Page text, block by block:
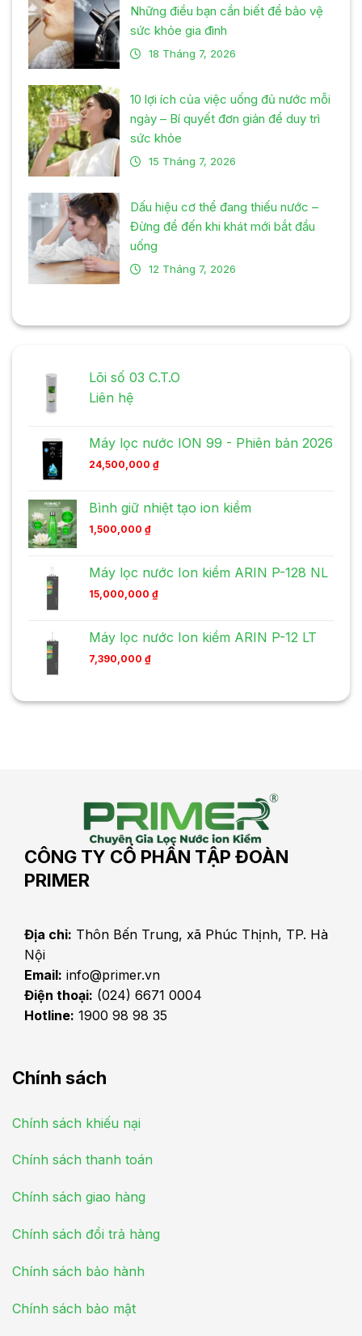
Những điều bạn cần biết để bảo vệ
sức khỏe gia đình
18 Tháng 7, 2026
10 lợi ích của việc uống đủ nước mỗi
ngày – Bí quyết đơn giản để duy trì
sức khỏe
15 Tháng 7, 2026
Dấu hiệu cơ thể đang thiếu nước –
Đừng để đến khi khát mới bắt đầu
uống
12 Tháng 7, 2026
Lõi số 03 C.T.O
Liên hệ
Máy lọc nước ION 99 - Phiên bản 2026
24,500,000 ₫
Bình giữ nhiệt tạo ion kiềm
1,500,000 ₫
Máy lọc nước Ion kiềm ARIN P-128 NL
15,000,000 ₫
Máy lọc nước Ion kiềm ARIN P-12 LT
7,390,000 ₫
CÔNG TY CỔ PHẦN TẬP ĐOÀN
PRIMER
Địa chỉ: Thôn Bến Trung, xã Phúc Thịnh, TP. Hà
Nội
Email: info@primer.vn
Điện thoại: (024) 6671 0004
Hotline: 1900 98 98 35
Chính sách
Chính sách khiếu nại
Chính sách thanh toán
Chính sách giao hàng
Chính sách đổi trả hàng
Chính sách bảo hành
Chính sách bảo mật